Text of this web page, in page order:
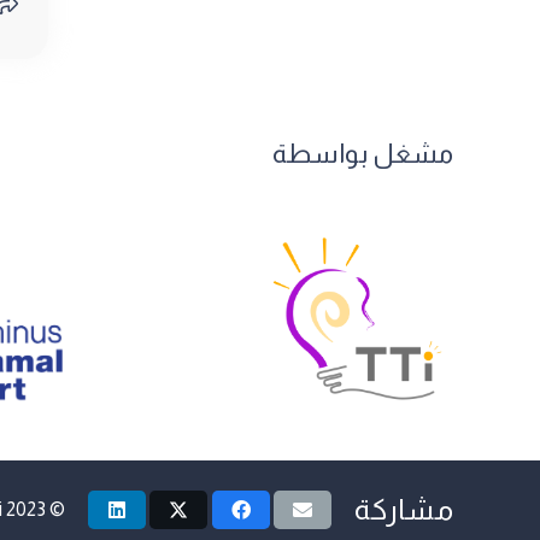
مشغل بواسطة
مشاركة © 2023 Jordanian Social Entrepreneurship Finance Hub by